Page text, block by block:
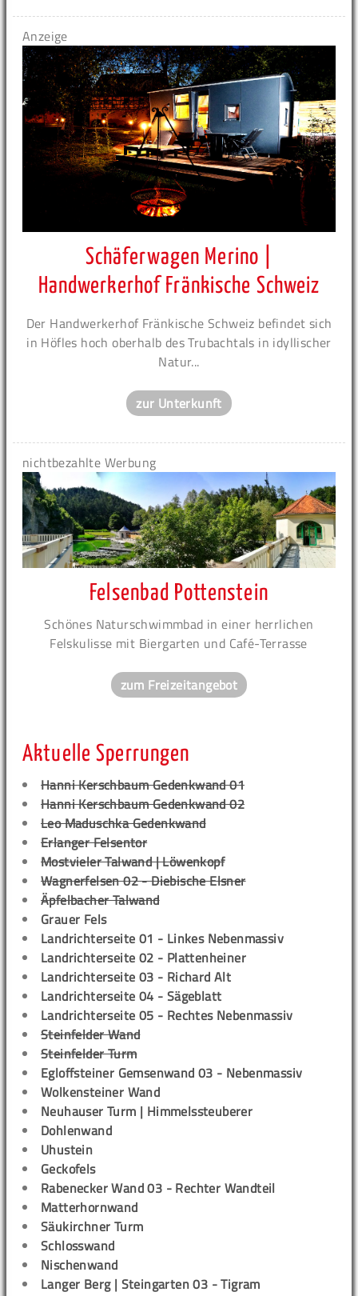
Anzeige
Schäferwagen Merino |
Handwerkerhof Fränkische Schweiz
Der Handwerkerhof Fränkische Schweiz befindet sich
in Höfles hoch oberhalb des Trubachtals in idyllischer
Natur...
zur Unterkunft
nichtbezahlte Werbung
Felsenbad Pottenstein
Schönes Naturschwimmbad in einer herrlichen
Felskulisse mit Biergarten und Café-Terrasse
zum Freizeitangebot
Aktuelle Sperrungen
Hanni Kerschbaum Gedenkwand 01
Hanni Kerschbaum Gedenkwand 02
Leo Maduschka Gedenkwand
Erlanger Felsentor
Mostvieler Talwand | Löwenkopf
Wagnerfelsen 02 - Diebische Elsner
Äpfelbacher Talwand
Grauer Fels
Landrichterseite 01 - Linkes Nebenmassiv
Landrichterseite 02 - Plattenheiner
Landrichterseite 03 - Richard Alt
Landrichterseite 04 - Sägeblatt
Landrichterseite 05 - Rechtes Nebenmassiv
Steinfelder Wand
Steinfelder Turm
Egloffsteiner Gemsenwand 03 - Nebenmassiv
Wolkensteiner Wand
Neuhauser Turm | Himmelssteuberer
Dohlenwand
Uhustein
Geckofels
Rabenecker Wand 03 - Rechter Wandteil
Matterhornwand
Säukirchner Turm
Schlosswand
Nischenwand
Langer Berg | Steingarten 03 - Tigram